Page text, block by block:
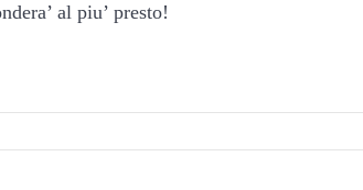
al piu’ presto!